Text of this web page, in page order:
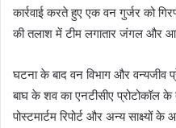
कार्रवाई करते हुए एक वन गुर्जर को
की तलाश में टीम लगातार जंगल और
घटना के बाद वन विभाग और वन्यजीव
बाघ के शव का एनटीसीए प्रोटोकॉल के
पोस्टमार्टम रिपोर्ट और अन्य साक्ष्यों